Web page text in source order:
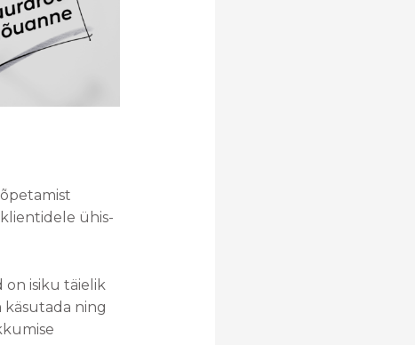
ühis-
on isiku täielik
käsutada ning